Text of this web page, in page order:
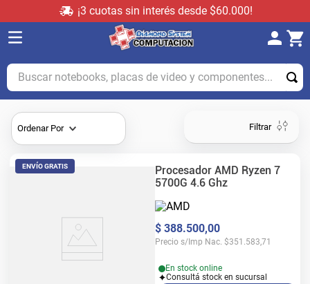
¡3 cuotas sin interés desde $60.000!
Buscar notebooks, placas de video y componentes...
Ordenar Por Filtrar
ENVÍO GRATIS
Procesador AMD Ryzen 7
5700G 4.6 Ghz
$ 388.500,00
Precio s/Imp Nac. $351.583,71
En stock online
Consultá stock en sucursal